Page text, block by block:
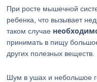
При росте мышечной
ребенка, что вызывает
таком случае
принимать в пищу
других полезных веществ.
Шум в ушах и небольшое